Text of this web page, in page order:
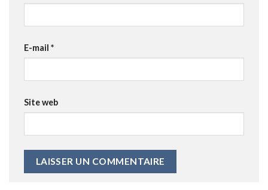
E-mail *
Site web